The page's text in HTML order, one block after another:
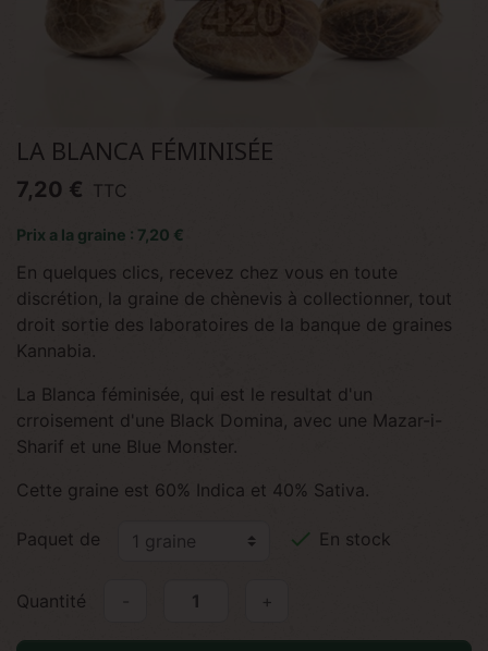
LA BLANCA FÉMINISÉE
7,20 € TTC
Prix a la graine : 7,20 €
En quelques clics, recevez chez vous en toute
discrétion, la graine de chènevis à collectionner, tout
droit sortie des laboratoires de la banque de graines
Kannabia.
La Blanca féminisée, qui est le resultat d'un
crroisement d'une Black Domina, avec une Mazar-i-
Sharif et une Blue Monster.
Cette graine est 60% Indica et 40% Sativa.
Paquet de  En stock
Quantité +